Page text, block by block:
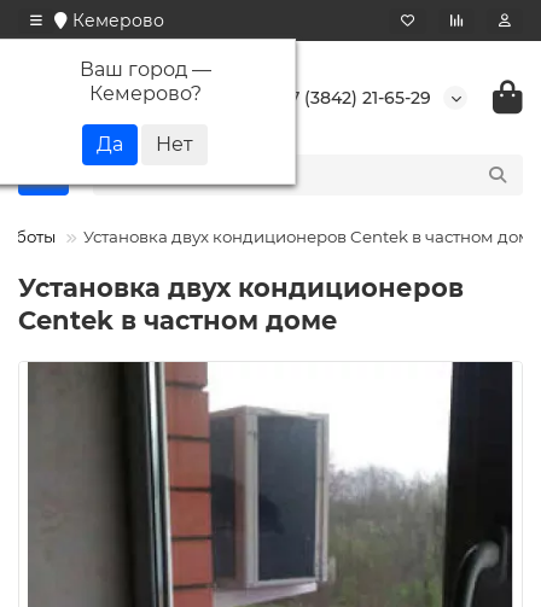
Кемерово
Ваш город —
Кемерово? +7 (3842) 21-65-29
Установка двух кондиционеров Centek в частном доме
Установка двух кондиционеров
Centek в частном доме